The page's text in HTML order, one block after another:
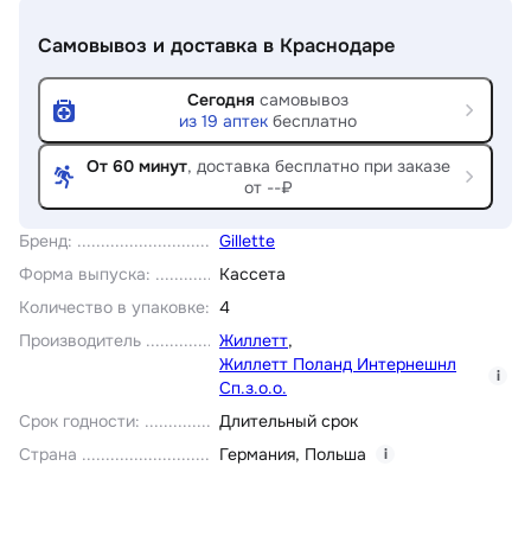
Бренд:
Gillette
Форма выпуска:
Кассета
Количество в упаковке: 4
Производитель
Жиллетт,
Жиллетт Поланд Интернешнл
Сп.з.о.о.
i
Срок годности:
Длительный срок
Страна
Германия, Польша i
Самовывоз и доставка в Краснодаре
Сегодня самовывоз
из 19 аптек бесплатно
От 60 минут, доставка бесплатно при заказе
от --₽